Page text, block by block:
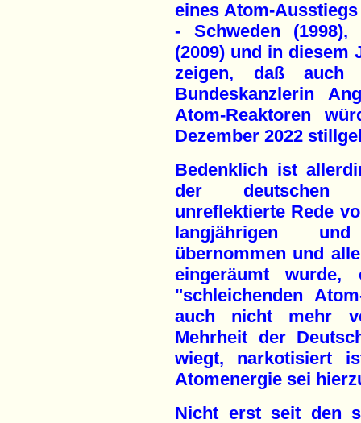
eines Atom-
- Schweden (1998),
(2009) und in diesem
zeigen, daß auch
Bundeskanzlerin
Atom-Reaktoren
Dezember 2022
Bedenklich ist
der deutschen
unreflektierte Rede
langjährigen
übernommen und
eingeräumt
"schleichenden
auch nicht mehr
Mehrheit der
wiegt, narkotisiert
Atomenergie sei
Nicht erst seit den